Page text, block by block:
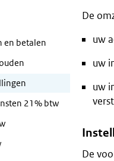
en betalen
21% btw
De
uw
uw
uw
De